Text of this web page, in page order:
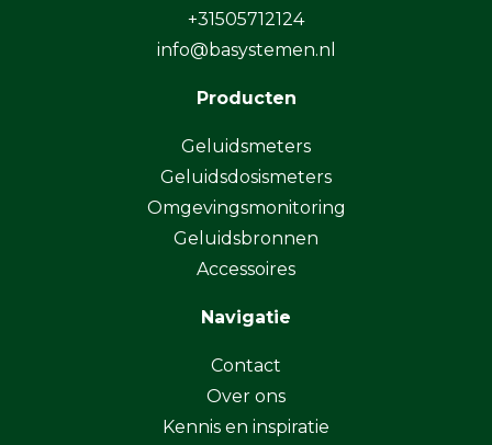
+31505712124
info@basystemen.nl
Producten
Geluidsmeters
Geluidsdosismeters
Omgevingsmonitoring
Geluidsbronnen
Accessoires
Navigatie
Contact
Over ons
Kennis en inspiratie